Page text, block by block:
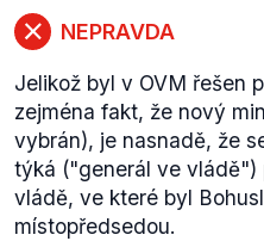
NEPRAVDA
Jelikož byl v OVM řešen
zejména fakt, že nový
vybrán), je nasnadě, že
týká ("generál ve vládě")
vládě, ve které byl
místopředsedou.